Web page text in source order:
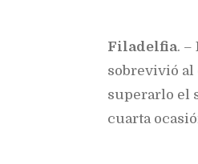
Filadelfia. –
sobrevivió al
superarlo el
cuarta